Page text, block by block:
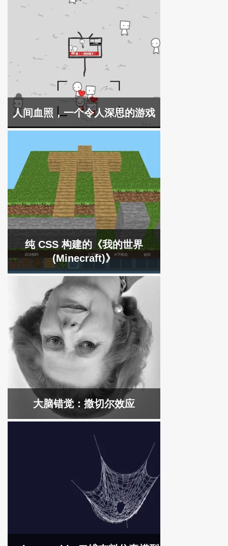
人间血照，一个令人深思的游戏
纯 CSS 构建的《我的世界
(Minecraft)》
大脑错觉：撒切尔效应